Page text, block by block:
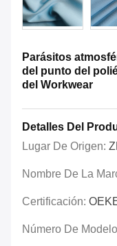
Parásitos
del punto del
del Workwear
Detalles Del
Lugar De Origen:
Nombre De La
Certificación:
Número De